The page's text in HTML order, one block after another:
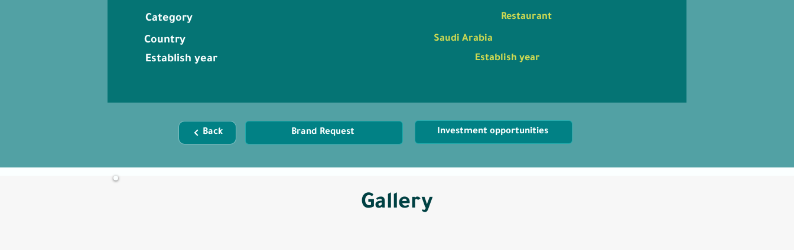
Category
Country
Establish year
Restaurant
Saudi Arabia
Establish year
Back Brand Request Investment opportunities
Gallery